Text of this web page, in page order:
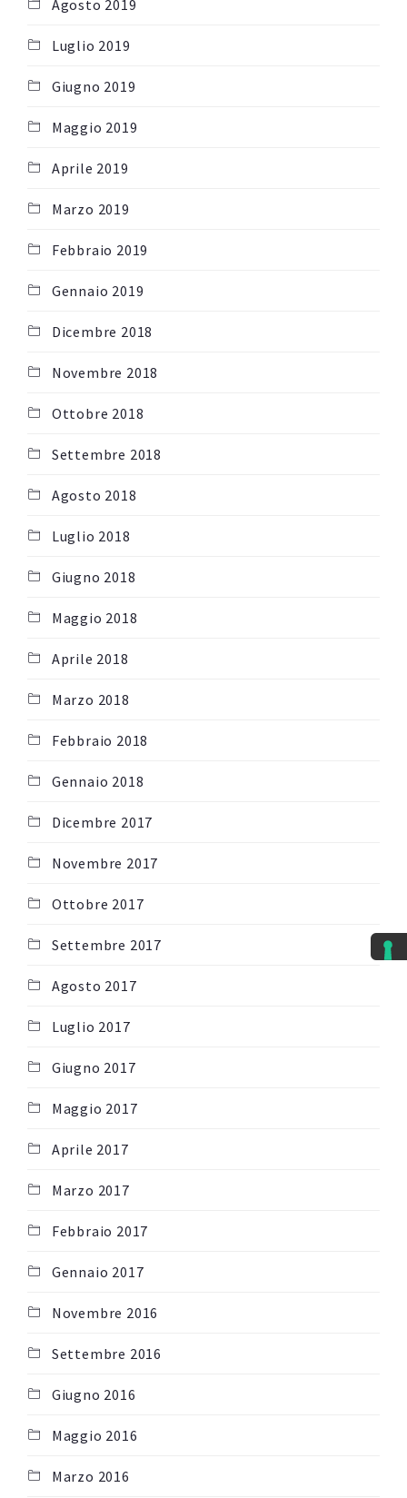
Agosto 2019
Luglio 2019
Giugno 2019
Maggio 2019
Aprile 2019
Marzo 2019
Febbraio 2019
Gennaio 2019
Dicembre 2018
Novembre 2018
Ottobre 2018
Settembre 2018
Agosto 2018
Luglio 2018
Giugno 2018
Maggio 2018
Aprile 2018
Marzo 2018
Febbraio 2018
Gennaio 2018
Dicembre 2017
Novembre 2017
Ottobre 2017
Settembre 2017
Agosto 2017
Luglio 2017
Giugno 2017
Maggio 2017
Aprile 2017
Marzo 2017
Febbraio 2017
Gennaio 2017
Novembre 2016
Settembre 2016
Giugno 2016
Maggio 2016
Marzo 2016